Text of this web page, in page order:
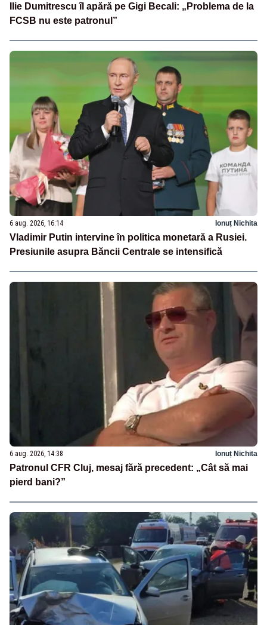
Ilie Dumitrescu îl apără pe Gigi Becali: „Problema de la
FCSB nu este patronul”
6 aug. 2026, 16:14 Ionuț Nichita
Vladimir Putin intervine în politica monetară a Rusiei.
Presiunile asupra Băncii Centrale se intensifică
6 aug. 2026, 14:38 Ionuț Nichita
Patronul CFR Cluj, mesaj fără precedent: „Cât să mai
pierd bani?”